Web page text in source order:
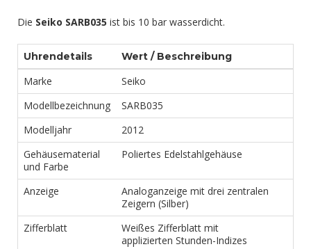
Die Seiko SARB035 ist bis 10 bar wasserdicht.
Uhrendetails Wert / Beschreibung
Marke
Seiko
Modellbezeichnung
SARB035
Modelljahr
2012
Gehäusematerial
und Farbe
Poliertes Edelstahlgehäuse
Anzeige
Analoganzeige mit drei zentralen
Zeigern (Silber)
Zifferblatt
Weißes Zifferblatt mit
applizierten Stunden-Indizes